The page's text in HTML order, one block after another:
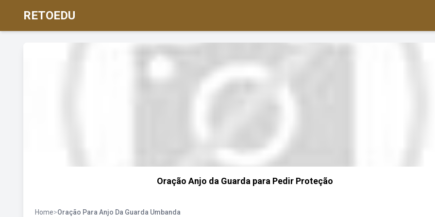
RETOEDU
Oração Anjo da Guarda para Pedir Proteção
Home>Oração Para Anjo Da Guarda Umbanda